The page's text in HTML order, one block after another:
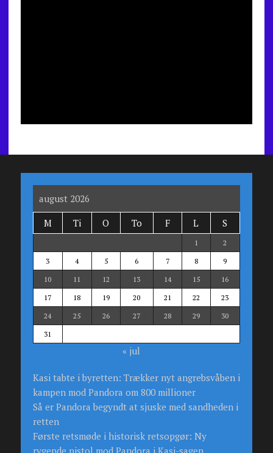
august 2026
M
Ti O To F L S
1
2
3
4 5 6 7 8
9
10
11 12 13 14 15
16
17
18 19 20 21 22
23
24
25 26 27 28 29
30
31
« jul
Kasi tabte i byretten: Trækker nyt angrebsvåben i
kampen mod Pandora om 800 millioner
Så er Pandora begyndt at sjuske med sandheden i
retten
Første retsmøde i historisk retsopgør: Ny